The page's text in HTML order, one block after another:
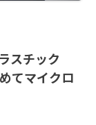
スチック
てマイクロ